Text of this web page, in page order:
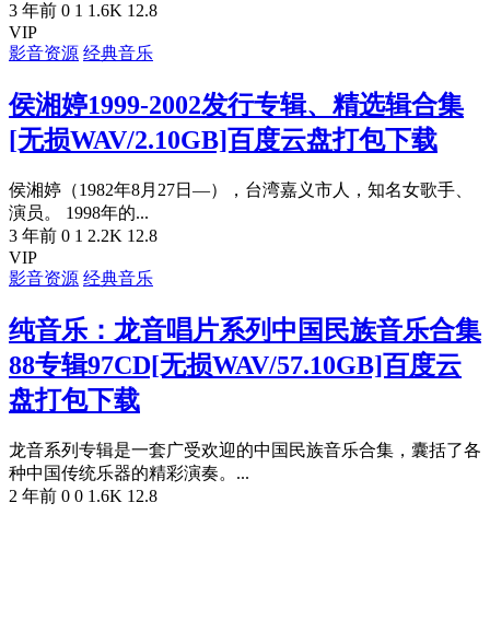
3 年前 0 1 1.6K 12.8
VIP
影音资源 经典音乐
侯湘婷1999-2002发行专辑、精选辑合集
[无损WAV/2.10GB]百度云盘打包下载
侯湘婷（1982年8月27日—），台湾嘉义市人，知名女歌手、
演员。 1998年的...
3 年前 0 1 2.2K 12.8
VIP
影音资源 经典音乐
纯音乐：龙音唱片系列中国民族音乐合集
88专辑97CD[无损WAV/57.10GB]百度云
盘打包下载
龙音系列专辑是一套广受欢迎的中国民族音乐合集，囊括了各
种中国传统乐器的精彩演奏。...
2 年前 0 0 1.6K 12.8